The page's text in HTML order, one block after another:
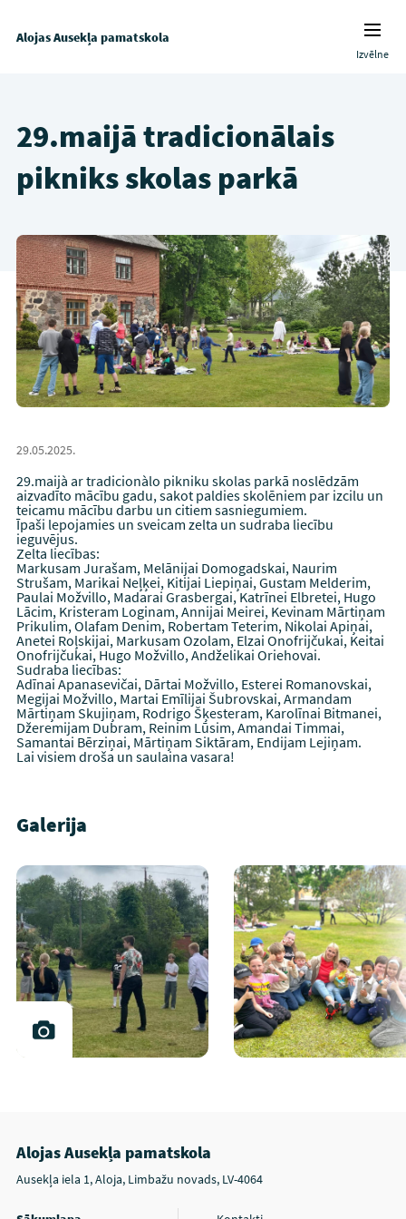
Alojas Ausekļa pamatskola
Izvēlne
29.maijā tradicionālais
pikniks skolas parkā
29.05.2025.
29.maijà ar tradicionàlo pikniku skolas parkā noslēdzām
aizvadīto mācību gadu, sakot paldies skolēniem par izcilu un
teicamu mācību darbu un citiem sasniegumiem.
Īpaši lepojamies un sveicam zelta un sudraba liecību
ieguvējus.
Zelta liecības:
Markusam Jurašam, Melānijai Domogadskai, Naurim
Strušam, Marikai Neļķei, Kitijai Liepiņai, Gustam Melderim,
Paulai Možvillo, Madarai Grasbergai, Katrīnei Elbretei, Hugo
Lācim, Kristeram Loginam, Annijai Meirei, Kevinam Mārtiņam
Prikulim, Olafam Denim, Robertam Teterim, Nikolai Apiņai,
Anetei Roļskijai, Markusam Ozolam, Elzai Onofrijčukai, Keitai
Onofrijčukai, Hugo Možvillo, Andželikai Oriehovai.
Sudraba liecības:
Adīnai Apanasevičai, Dārtai Možvillo, Esterei Romanovskai,
Megijai Možvillo, Martai Emīlijai Šubrovskai, Armandam
Mārtiņam Skujiņam, Rodrigo Šķesteram, Karolīnai Bitmanei,
Džeremijam Dubram, Reinim Lūsim, Amandai Timmai,
Samantai Bērziņai, Mārtiņam Siktāram, Endijam Lejiņam.
Lai visiem droša un saulaina vasara!
Galerija
Alojas Ausekļa pamatskola
Ausekļa iela 1, Aloja, Limbažu novads, LV-4064